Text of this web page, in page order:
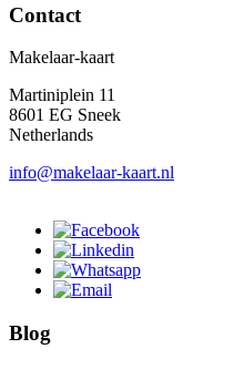
Contact
Makelaar-kaart
Martiniplein 11
8601 EG Sneek
Netherlands
info@makelaar-kaart.nl
Blog